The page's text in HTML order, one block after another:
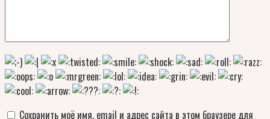
Сохранить моё имя, email и адрес сайта в этом браузере для